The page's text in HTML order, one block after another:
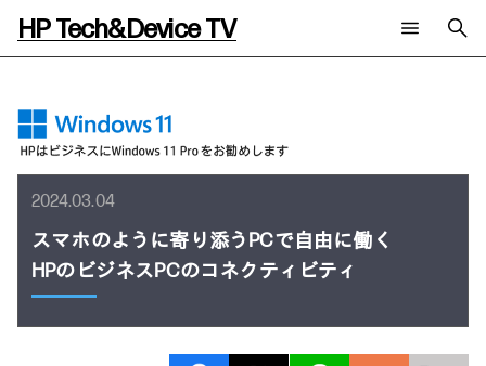
HP Tech&Device TV
全てのコンテンツ
チャンネル
AIの進化と活用事例
サイバーセキュリティ
教育とテクノロジー
自治体・公共
ハイブリッドワーク
タグ
AI PC
AIワークステーション
WXP（DEXツール）
ご相談
メールニュース会員登録
2024.03.04
スマホのように寄り添うPCで自由に働く
HPのビジネスPCのコネクティビティ